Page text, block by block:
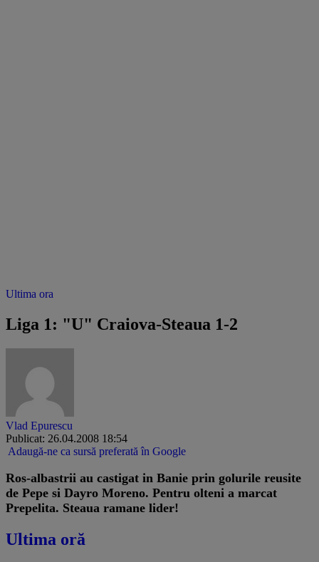
Ultima ora
Liga 1: "U" Craiova-Steaua 1-2
Vlad Epurescu
Publicat: 26.04.2008 18:54
Adaugă-ne ca sursă preferată în Google
Ros-albastrii au castigat in Banie prin golurile reusite
de Pepe si Dayro Moreno. Pentru olteni a marcat
Prepelita. Steaua ramane lider!
Ultima oră